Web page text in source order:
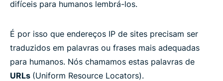
difíceis para humanos lembrá-los.
É por isso que endereços IP de sites precisam ser
traduzidos em palavras ou frases mais adequadas
para humanos. Nós chamamos estas palavras de
URLs (Uniform Resource Locators).